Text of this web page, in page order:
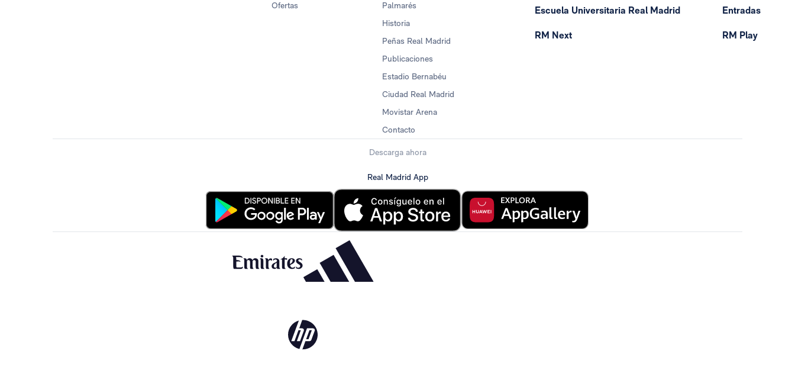
Ofertas
Palmarés
Historia
Peñas Real Madrid
Publicaciones
Estadio Bernabéu
Ciudad Real Madrid
Movistar Arena
Contacto
Escuela Universitaria Real Madrid
RM Next
Entradas
RM Play
Descarga ahora
Real Madrid App